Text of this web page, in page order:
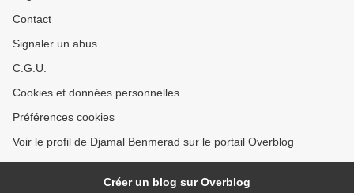
Contact
Signaler un abus
C.G.U.
Cookies et données personnelles
Préférences cookies
Voir le profil de Djamal Benmerad sur le portail Overblog
Créer un blog sur Overblog